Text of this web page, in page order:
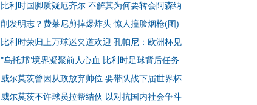
比利时国脚质疑厄齐尔 不解其为何要转会阿森纳
削发明志？费莱尼剪掉爆炸头 惊人撞脸烟枪(图)
比利时荣归上万球迷夹道欢迎 孔帕尼：欧洲杯见
"乌托邦"境界凝聚前人心血 比利时足球背后任务
威尔莫茨曾因从政放弃帅位 要带队战下届世界杯
威尔莫茨不许球员拉帮结伙 以对抗国内社会争斗